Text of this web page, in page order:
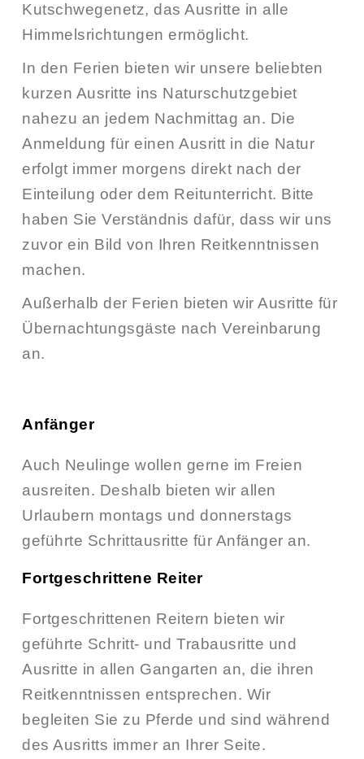
Kutschwegenetz, das Ausritte in alle
Himmelsrichtungen ermöglicht.
In den Ferien bieten wir unsere beliebten
kurzen Ausritte ins Naturschutzgebiet
nahezu an jedem Nachmittag an. Die
Anmeldung für einen Ausritt in die Natur
erfolgt immer morgens direkt nach der
Einteilung oder dem Reitunterricht. Bitte
haben Sie Verständnis dafür, dass wir uns
zuvor ein Bild von Ihren Reitkenntnissen
machen.
Außerhalb der Ferien bieten wir Ausritte für
Übernachtungsgäste nach Vereinbarung
an.
Anfänger
Auch Neulinge wollen gerne im Freien
ausreiten. Deshalb bieten wir allen
Urlaubern montags und donnerstags
geführte Schrittausritte für Anfänger an.
Fortgeschrittene Reiter
Fortgeschrittenen Reitern bieten wir
geführte Schritt- und Trabausritte und
Ausritte in allen Gangarten an, die ihren
Reitkenntnissen entsprechen. Wir
begleiten Sie zu Pferde und sind während
des Ausritts immer an Ihrer Seite.